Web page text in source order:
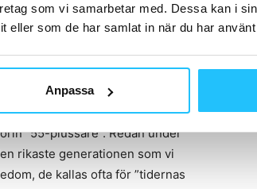
som vi samarbetar med. Dessa kan i
eller som de har samlat in när du har
Anpassa
som när gymmen
allt mer vanligt och accepterat
”55-plussare”. Redan under
rikaste generationen som vi
de kallas ofta för ”tidernas